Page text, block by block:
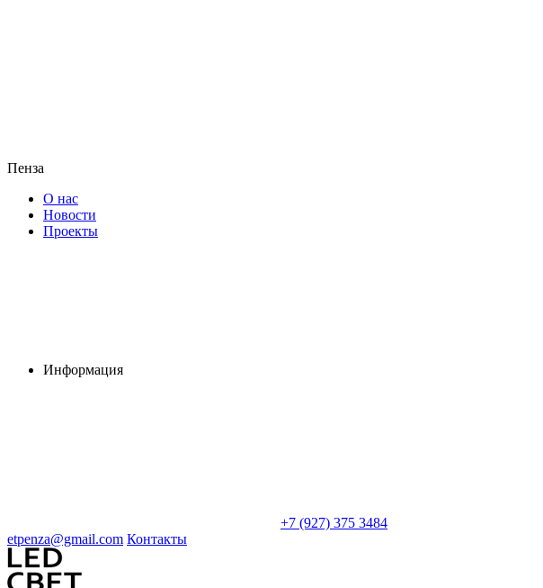
Пенза
О нас
Новости
Проекты
Информация
+7 (927) 375 3484
etpenza@gmail.com Контакты